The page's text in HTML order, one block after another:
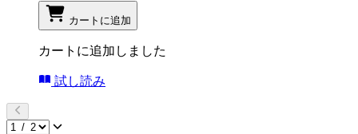
カートに追加
カートに追加しました
試し読み